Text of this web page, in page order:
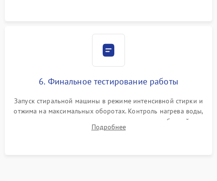
6. Финальное тестирование работы
Запуск стиральной машины в режиме интенсивной стирки и
отжима на максимальных оборотах. Контроль нагрева воды,
корректности слива, отсутствия излишних вибраций,
посторонних стуков и протечек под корпусом.
Подробнее